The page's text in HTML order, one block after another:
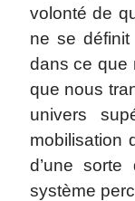
volonté de
ne se
dans ce que
que nous
univers
mobilisation
d’une
système